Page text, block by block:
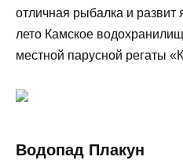
отличная рыбалка и развит
лето Камское
местной парусной регаты
Водопад Плакун